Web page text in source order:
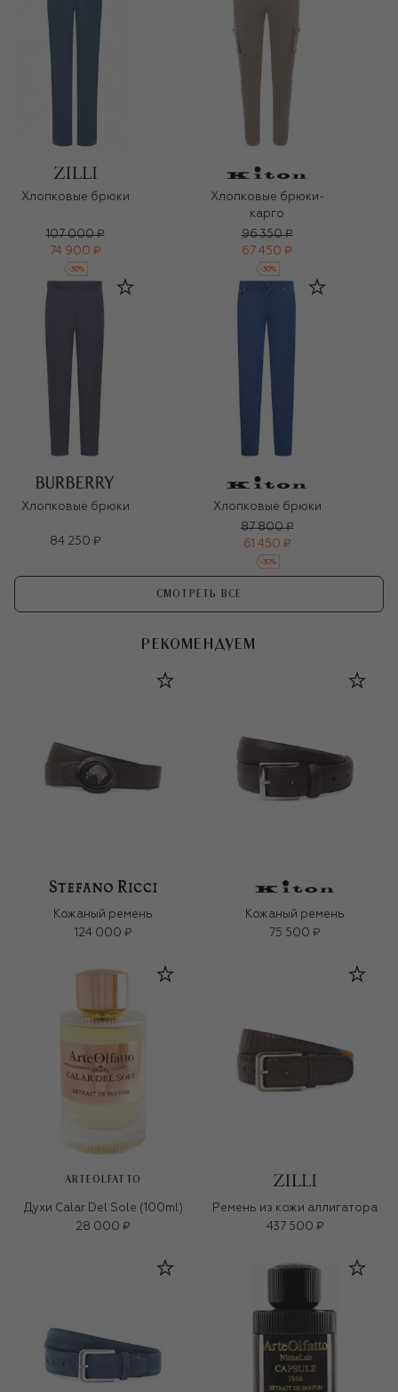
Хлопковые брюки
107 000 ₽
74 900 ₽
-30%
Хлопковые брюки-
карго
96 350 ₽
67 450 ₽
-30%
Хлопковые брюки
84 250 ₽
Хлопковые брюки
87 800 ₽
61 450 ₽
-30%
СМОТРЕТЬ ВСЕ
РЕКОМЕНДУЕМ
Кожаный ремень
124 000 ₽
Кожаный ремень
75 500 ₽
ARTEOLFATTO
Духи Calar Del Sole (100ml)
28 000 ₽
Ремень из кожи аллигатора
437 500 ₽